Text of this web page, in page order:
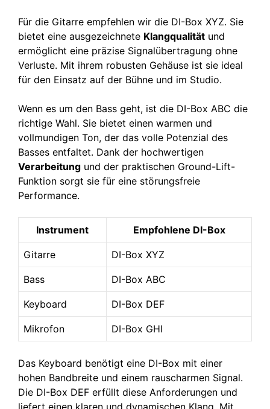
Für die Gitarre empfehlen wir die DI-Box XYZ. Sie
bietet eine ausgezeichnete Klangqualität und
ermöglicht eine präzise Signalübertragung ohne
Verluste. Mit ihrem robusten Gehäuse ist sie ideal
für den Einsatz auf der Bühne und im Studio.
Wenn es um den Bass geht, ist die DI-Box ABC die
richtige Wahl. Sie bietet einen warmen und
vollmundigen Ton, der das volle Potenzial des
Basses entfaltet. Dank der hochwertigen
Verarbeitung und der praktischen Ground-Lift-
Funktion sorgt sie für eine störungsfreie
Performance.
Instrument Empfohlene DI-Box
Gitarre DI-Box XYZ
Bass DI-Box ABC
Keyboard DI-Box DEF
Mikrofon DI-Box GHI
Das Keyboard benötigt eine DI-Box mit einer
hohen Bandbreite und einem rauscharmen Signal.
Die DI-Box DEF erfüllt diese Anforderungen und